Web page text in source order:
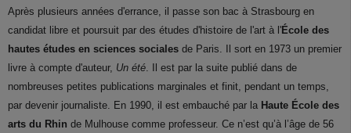
Après plusieurs années d'errance, il passe son bac à Strasbourg en
candidat libre et poursuit par des études d'histoire de l'art à l'École des
hautes études en sciences sociales de Paris.
Il sort en 1973 un premier
livre à compte d'auteur, Un été. Il est par la suite publié dans de
nombreuses petites publications marginales et finit, pendant un temps,
par devenir journaliste. En 1990, il est embauché par la Haute École des
arts du Rhin de Mulhouse comme professeur. Ce n’est qu’à l’âge de 56